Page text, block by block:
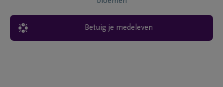
Betuig je medeleven